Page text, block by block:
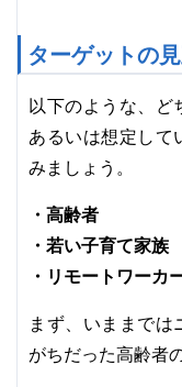
ターゲットの
以下のような、ど
あるいは想定して
みましょう。
・高齢者
・若い子育て家族
・リモートワーカ
まず、いままでは
がちだった高齢者